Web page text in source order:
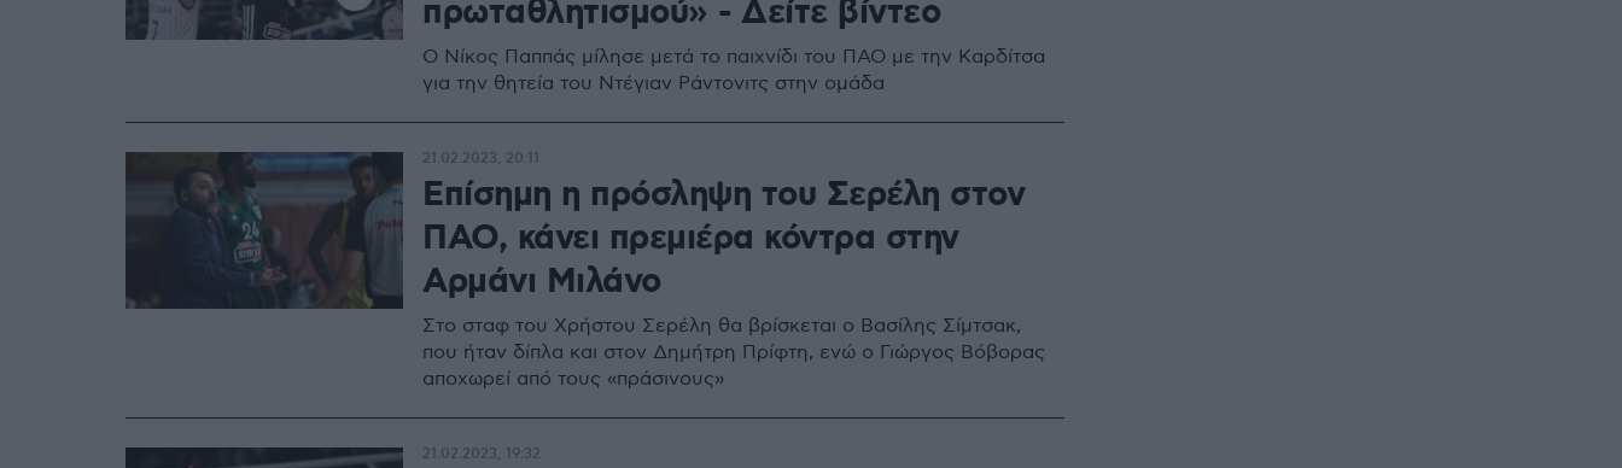
πρωταθλητισμού» - Δείτε βίντεο
Ο Νίκος Παππάς μίλησε μετά το παιχνίδι του ΠΑΟ με την Καρδίτσα
για την θητεία του Ντέγιαν Ράντονιτς στην ομάδα
Επίσημη η πρόσληψη του Σερέλη στον
ΠΑΟ, κάνει πρεμιέρα κόντρα στην
Αρμάνι Μιλάνο
Στο σταφ του Χρήστου Σερέλη θα βρίσκεται ο Βασίλης Σίμτσακ,
που ήταν δίπλα και στον Δημήτρη Πρίφτη, ενώ ο Γιώργος Βόβορας
αποχωρεί από τους «πράσινους»
21.02.2023, 20:11
21.02.2023, 19:32